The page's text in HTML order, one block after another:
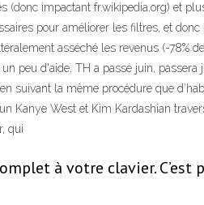
impactant fr.wikipedia.org) et
pour améliorer les filtres, et
asséché les revenus (-78%
peu d'aide, TH a passé juin,
suivant la même procédure que
Kanye West et Kim Kardashian
qui
à votre clavier.